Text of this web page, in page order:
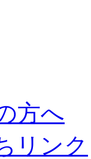
方へ
リンク